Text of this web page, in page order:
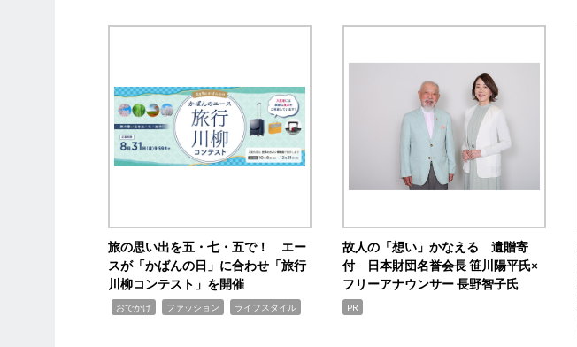
旅の思い出を五・七・五で！ エー
スが「かばんの日」に合わせ「旅行
川柳コンテスト」を開催
おでかけ ファッション ライフスタイル
故人の「想い」かなえる 遺贈寄
付 日本財団名誉会長 笹川陽平氏×
フリーアナウンサー 長野智子氏
PR